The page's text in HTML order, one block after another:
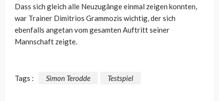
Dass sich gleich alle Neuzugänge einmal zeigen konnten,
war Trainer Dimitrios Grammozis wichtig, der sich
ebenfalls angetan vom gesamten Auftritt seiner
Mannschaft zeigte.
Tags : Simon Terodde Testspiel